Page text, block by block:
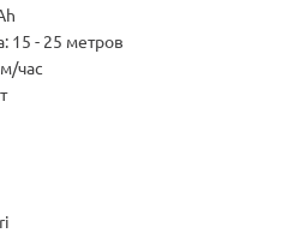
15 - 25 метров
час